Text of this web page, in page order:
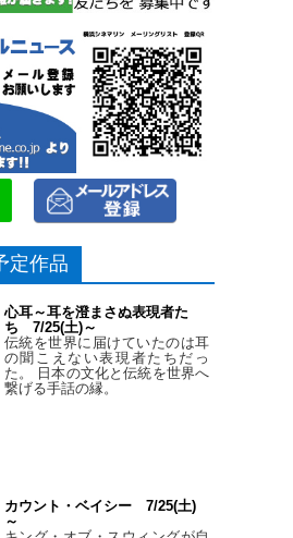
定作品
心耳～耳を澄まさぬ表現者た
ち 7/25(土)～
伝統を世界に届けていたのは耳
の聞こえない表現者たちだっ
た。 日本の文化と伝統を世界へ
繋げる手話の縁。
カウント・ベイシー 7/25(土)
～